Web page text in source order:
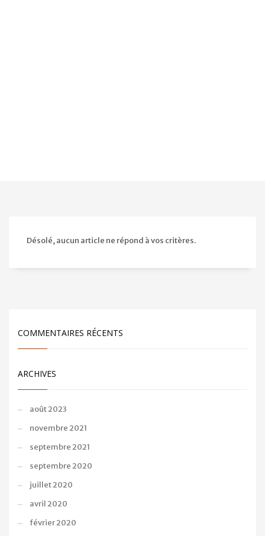
Désolé, aucun article ne répond à vos critères.
COMMENTAIRES RÉCENTS
ARCHIVES
août 2023
novembre 2021
septembre 2021
septembre 2020
juillet 2020
avril 2020
février 2020